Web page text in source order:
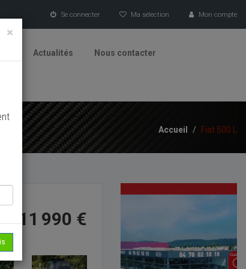
Se connecter Ma sélection Mon compte
Actualités Nous contacter
Accueil / Fiat 500 L
11 990 €
×